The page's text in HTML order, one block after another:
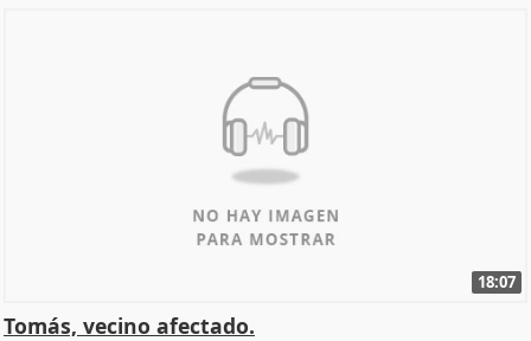
18:07
Tomás, vecino afectado.